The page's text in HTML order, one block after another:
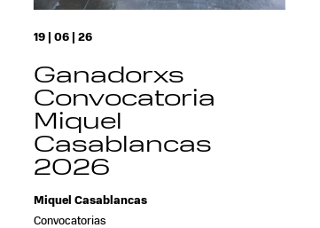
19 | 06 | 26
Ganadorxs
Convocatoria
Miquel
Casablancas
2026
Miquel Casablancas
Convocatorias